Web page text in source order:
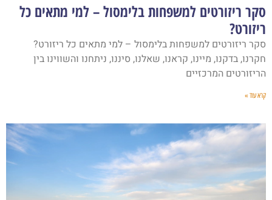
סקר ריזורטים למשפחות בלימסול – למי מתאים כל
ריזורט?
סקר ריזורטים למשפחות בלימסול – למי מתאים כל ריזורט?
חקרנו, בדקנו, מיינו, קראנו, שאלנו, סיננו, ניתחנו והשווינו בין
הריזורטים המרכזיים
קרא עוד »